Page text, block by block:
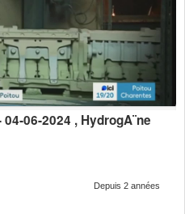
06-2024 , HydrogÃ¨ne
Depuis 2 années